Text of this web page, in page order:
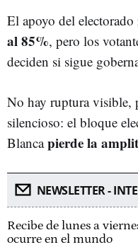
El apoyo del
al 85%, pero los
deciden si sigue
No hay ruptura visible,
silencioso: el bloque
Blancapierde la
NEWSLETTER -
Recibe de lunes a
ocurre en el mundo